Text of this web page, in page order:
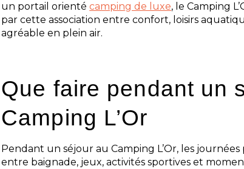
un portail orientécamping de luxe, le Camping
par cette association entre confort, loisirs
agréable en plein air.
Que faire pendant un
Camping L’Or
Pendant un séjour au Camping L’Or, les
entre baignade, jeux, activités sportives et